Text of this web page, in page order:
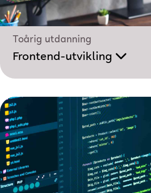
Toårig utdanning
Frontend-utvikling